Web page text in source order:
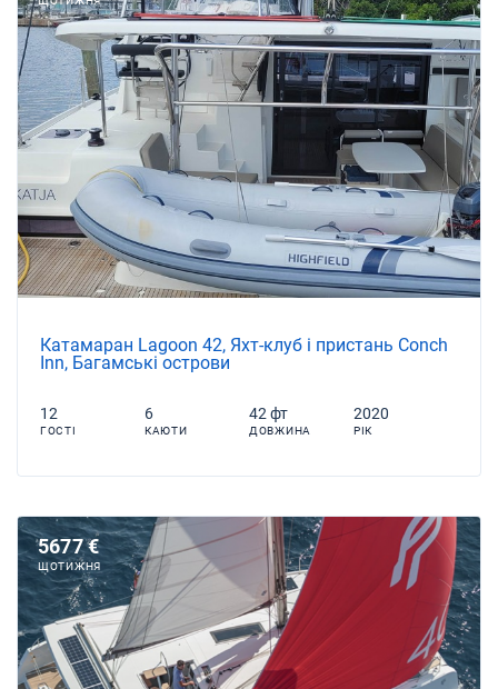
Катамаран Lagoon 42, Яхт-клуб і пристань Conch
Inn, Багамські острови
12
ГОСТІ
6
КАЮТИ
42 фт
ДОВЖИНА
2020
РІК
5677 €
ЩОТИЖНЯ